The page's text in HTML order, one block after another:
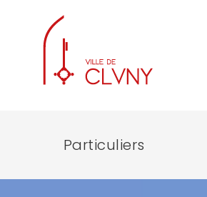
Particuliers